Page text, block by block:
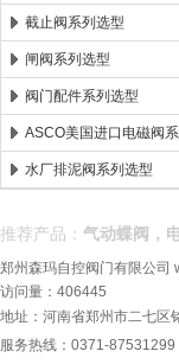
截止阀系列选型
闸阀系列选型
阀门配件系列选型
ASCO美国进口电磁阀
水厂排泥阀系列选型
推荐产品： 气动蝶阀，
郑州森玛自控阀门有限公司
访问量：406445
地址：河南省郑州市二七区
服务热线：0371-87531299